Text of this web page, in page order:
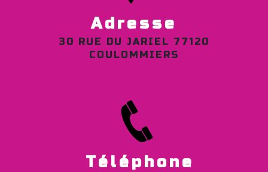
Adresse
30 RUE DU JARIEL 77120
COULOMMIERS
Téléphone